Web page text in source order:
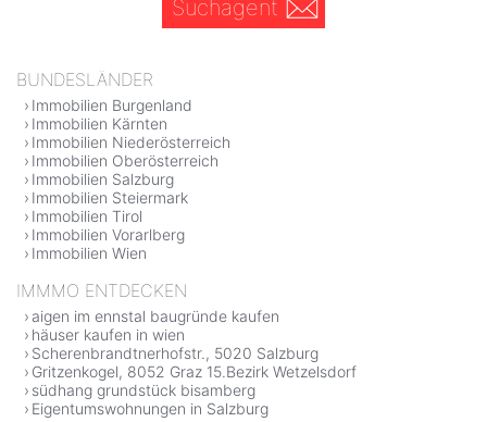
Suchagent
BUNDESLÄNDER
Immobilien Burgenland
Immobilien Kärnten
Immobilien Niederösterreich
Immobilien Oberösterreich
Immobilien Salzburg
Immobilien Steiermark
Immobilien Tirol
Immobilien Vorarlberg
Immobilien Wien
IMMMO ENTDECKEN
aigen im ennstal baugründe kaufen
häuser kaufen in wien
Scherenbrandtnerhofstr., 5020 Salzburg
Gritzenkogel, 8052 Graz 15.Bezirk Wetzelsdorf
südhang grundstück bisamberg
Eigentumswohnungen in Salzburg